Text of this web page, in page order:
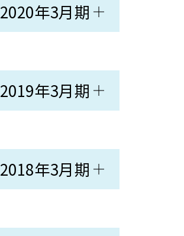
2020年3月期
2019年3月期
2018年3月期